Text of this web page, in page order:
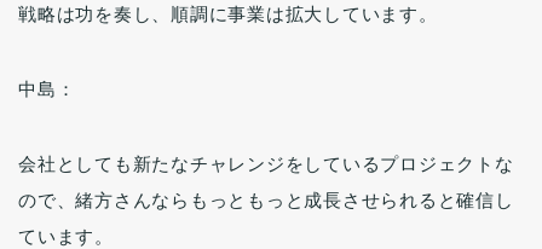
戦略は功を奏し、順調に事業は拡大しています。
中島：
会社としても新たなチャレンジをしているプロジェクトな
ので、緒方さんならもっともっと成長させられると確信し
ています。